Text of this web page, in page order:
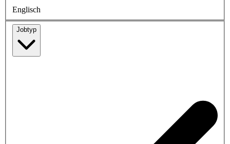
Englisch
Jobtyp